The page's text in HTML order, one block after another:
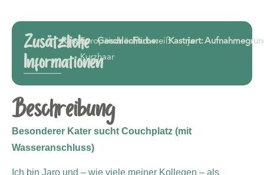
Zusätzliche
Informationen
Rasse:Europäisch
Kurzhaar
Geschlecht:
männlich
Farbe:weißKastriert:
ja
Beschreibung
Besonderer Kater sucht Couchplatz (mit
Wasseranschluss)
Ich bin Jaro und – wie viele meiner Kollegen – als